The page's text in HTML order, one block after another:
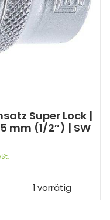
Super Lock |
mm (1/2″) | SW
1 vorrätig